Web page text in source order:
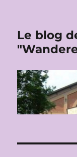
Le blog